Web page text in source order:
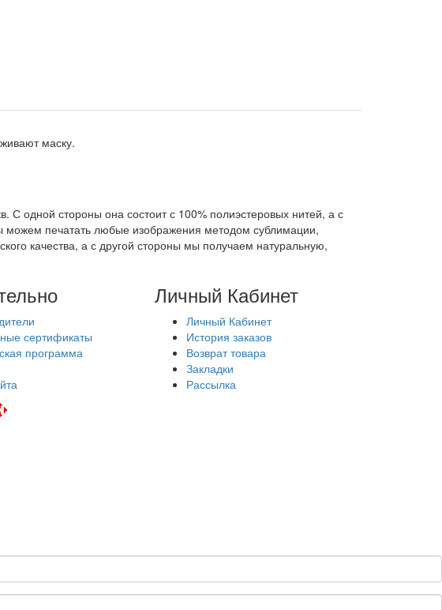
маску.
С одной стороны она состоит с 100% полиэстеровых нитей, а с
можем печатать любые изображения методом сублимации,
качества, а с другой стороны мы получаем натуральную,
сертификаты
программа
Личный Кабинет
Личный Кабинет
История заказов
Возврат товара
Закладки
Рассылка